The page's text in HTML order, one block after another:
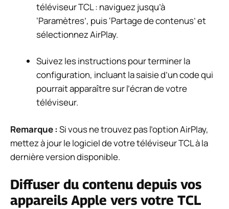
téléviseur TCL : naviguez jusqu’à
‘Paramètres’, puis ‘Partage de contenus’ et
sélectionnez AirPlay.
Suivez les instructions pour terminer la
configuration, incluant la saisie d’un code qui
pourrait apparaître sur l’écran de votre
téléviseur.
Remarque : Si vous ne trouvez pas l’option AirPlay,
mettez à jour le logiciel de votre téléviseur TCL à la
dernière version disponible.
Diffuser du contenu depuis vos
appareils Apple vers votre TCL